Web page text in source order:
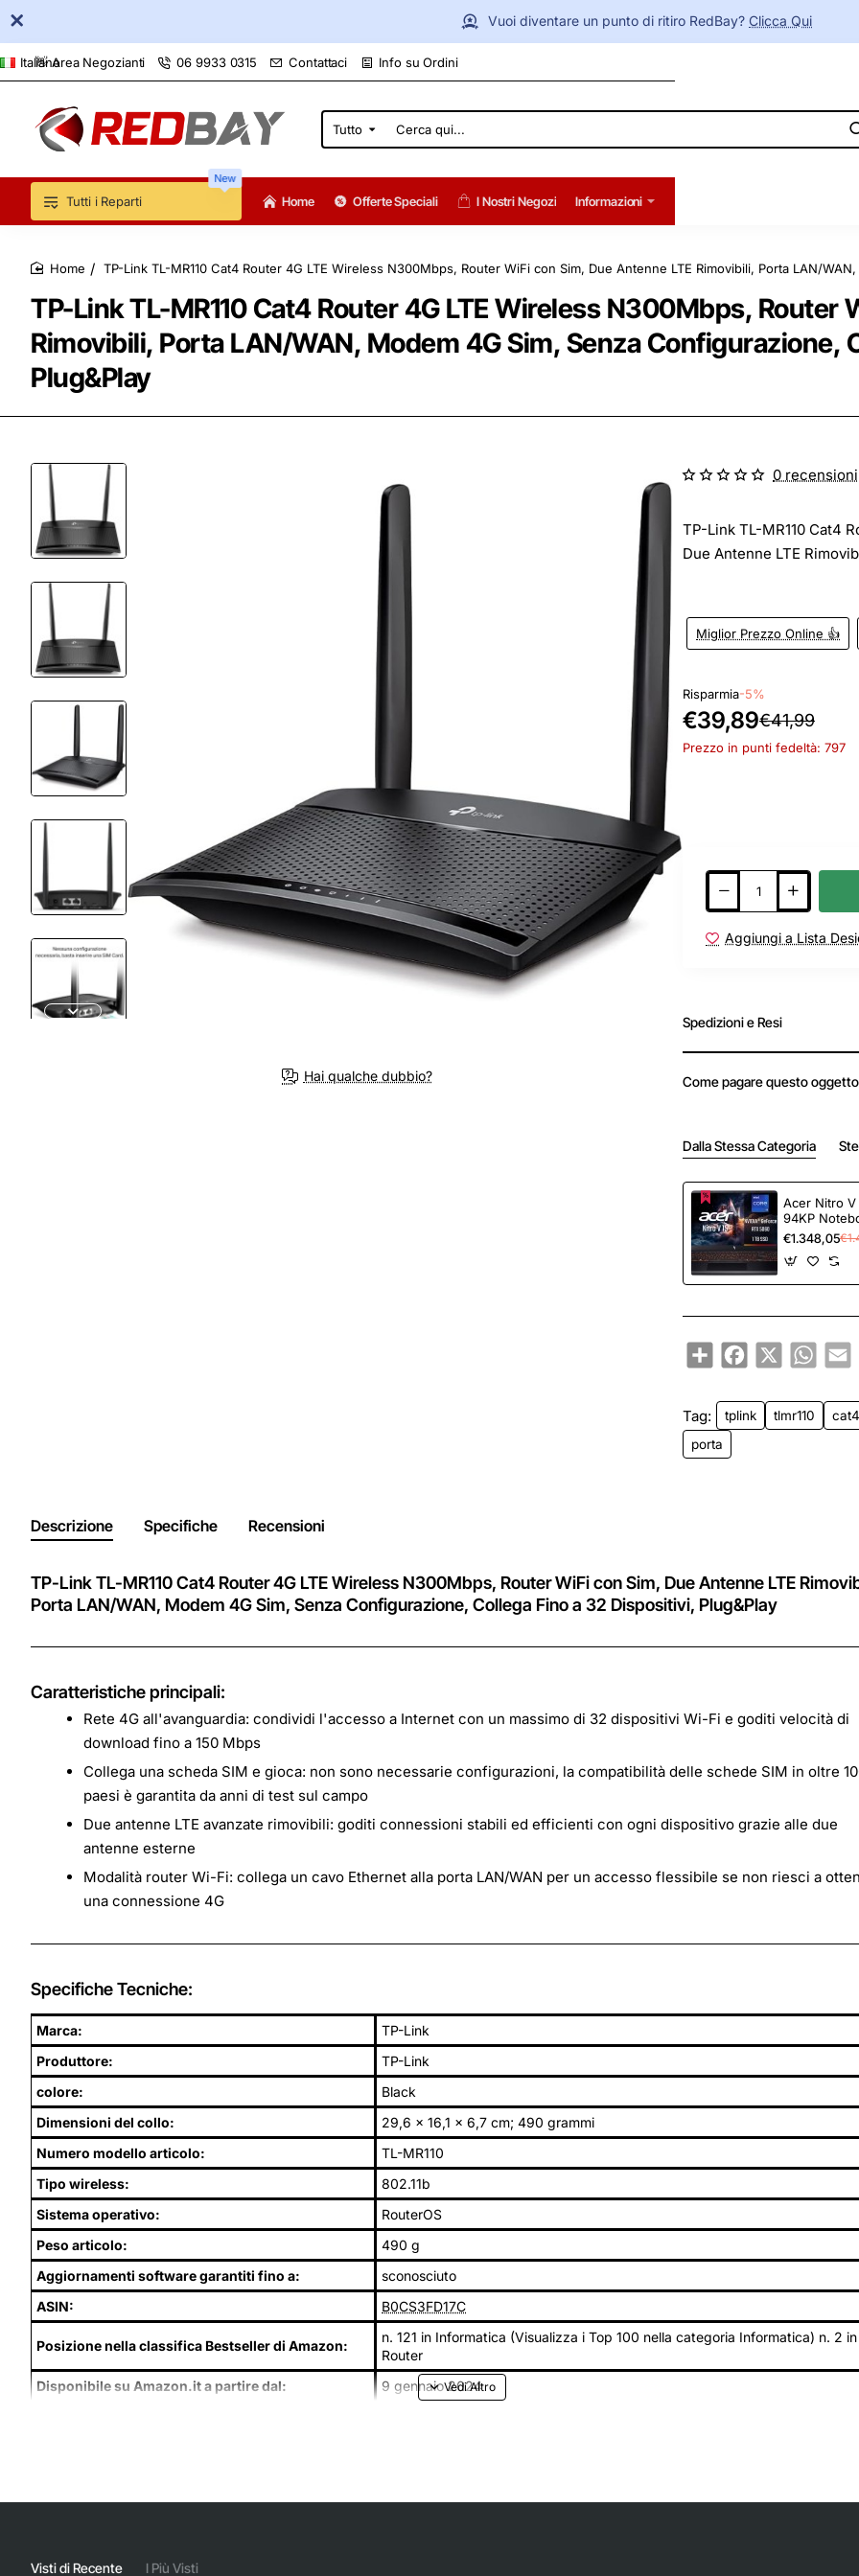
Vuoi diventare un punto di ritiro RedBay? Clicca Qui
👋 Area Negozianti 06 9933 0315 Contattaci Info su Ordini
Italiano
Tutto
Cerca
qui...
Tutti i Reparti
New
Home Offerte Speciali I Nostri Negozi Informazioni
TP-Link TL-MR110 Cat4 Router 4G LTE Wireless N300Mbps, Router
Rimovibili, Porta LAN/WAN, Modem 4G Sim, Senza Configurazione,
Plug&Play
TP-Link TL-MR110 Cat4 Router 4G LTE Wireless N300Mbps, Router WiFi con Sim, Due Antenne LTE Rimovibili, Porta LAN/
Hai qualche dubbio?
TP-Link TL-MR110 Cat4
Due Antenne LTE
Miglior Prezzo Online 👍
0 recensioni
Risparmia-5%
€39,89€41,99
Prezzo in punti fedeltà: 797
Aggiungi a Lista
Spedizioni e Resi
Come pagare questo oggetto
Dalla Stessa Categoria
Acer Nitro V
94KP
NVIDIA
GB GDDR7,
Core i9-
€1.348,05
ShareFacebook
X
Tag: tplink tlmr110 cat4
porta
Descrizione Specifiche Recensioni
TP-Link TL-MR110 Cat4 Router 4G LTE Wireless N300Mbps, Router WiFi con Sim, Due Antenne LTE
Porta LAN/WAN, Modem 4G Sim, Senza Configurazione, Collega Fino a 32 Dispositivi, Plug&Play
Caratteristiche principali:
Rete 4G all'avanguardia: condividi l'accesso a Internet con un massimo di 32 dispositivi Wi-Fi e goditi velocità di
download fino a 150 Mbps
Collega una scheda SIM e gioca: non sono necessarie configurazioni, la compatibilità delle schede SIM in oltre
paesi è garantita da anni di test sul campo
Due antenne LTE avanzate rimovibili: goditi connessioni stabili ed efficienti con ogni dispositivo grazie alle due
antenne esterne
Modalità router Wi-Fi: collega un cavo Ethernet alla porta LAN/WAN per un accesso flessibile se non riesci a
una connessione 4G
Specifiche Tecniche:
Marca:
TP-Link
Produttore:
TP-Link
colore:
Black
Dimensioni del collo:
29,6 x 16,1 x 6,7 cm; 490 grammi
Numero modello articolo:
TL-MR110
Tipo wireless:
802.11b
Sistema operativo:
RouterOS
Peso articolo:
490 g
Aggiornamenti software garantiti fino a:
sconosciuto
ASIN:
B0CS3FD17C
Posizione nella classifica Bestseller di Amazon:
n. 121 in Informatica (Visualizza i Top 100 nella categoria Informatica) n. 2 in
Router
Disponibile su Amazon.it a partire dal:
9 gennaio 2024
Visti di Recente I Più Visti